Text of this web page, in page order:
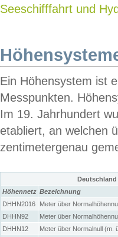
Seeschifffahrt und
Ein Höhensystem ist
Messpunkten.
Im 19. Jahrhundert
etabliert, an welchen
zentimetergenau
Höhennetz Bezeichnung
DHHN2016
Meter über
DHHN92
Meter über
DHHN12
Meter über Normalnull (m.